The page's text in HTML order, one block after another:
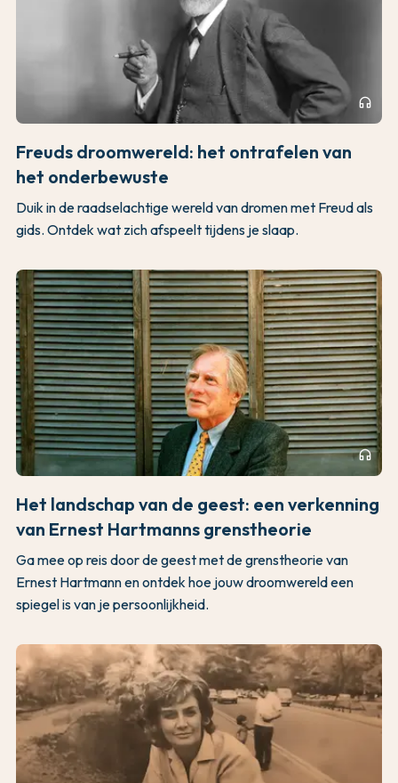
headphones
Freuds droomwereld: het ontrafelen van
het onderbewuste
Duik in de raadselachtige wereld van dromen met Freud als
gids. Ontdek wat zich afspeelt tijdens je slaap.
headphones
Het landschap van de geest: een verkenning
van Ernest Hartmanns grenstheorie
Ga mee op reis door de geest met de grenstheorie van
Ernest Hartmann en ontdek hoe jouw droomwereld een
spiegel is van je persoonlijkheid.